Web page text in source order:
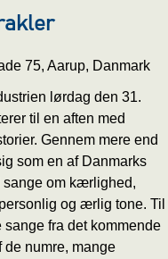
75, Aarup, Danmark
lørdag den 31.
til en aften med
Gennem mere end
som en af Danmarks
om kærlighed,
og ærlig tone. Til
fra det kommende
numre, mange